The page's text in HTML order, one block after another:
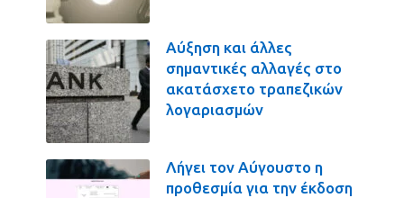
Αύξηση και άλλες
σημαντικές αλλαγές στο
ακατάσχετο τραπεζικών
λογαριασμών
Λήγει τον Αύγουστο η
προθεσμία για την έκδοση